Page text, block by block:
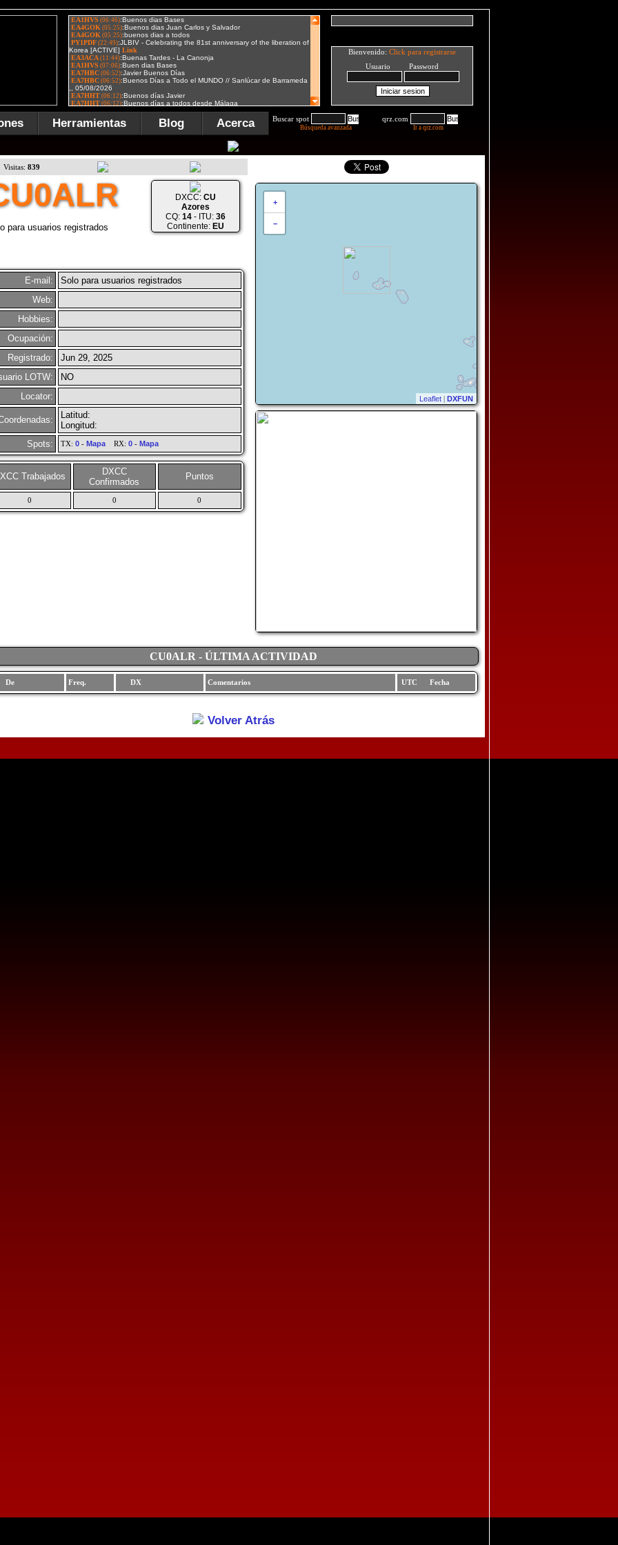
Bienvenido: Click para registrarse
Usuario Password
Herramientas Blog Acerca Buscar spot
Búsqueda avanzada
qrz.com
Ir a qrz.com
Visitas: 839
+
−
Leaflet | DXFUN
para usuarios registrados
DXCC: CU
Azores
CQ: 14- ITU: 36
Continente: EU
E-mail:
Solo para usuarios registrados
Web:
Hobbies:
Ocupación:
Registrado:
Jun 29, 2025
LOTW:
NO
Locator:
Latitud:
Longitud:
Spots:
TX: 0- MapaRX: 0- Mapa
Trabajados
DXCC
Confirmados
Puntos
0 0 0
CU0ALR - ÚLTIMA ACTIVIDAD
Freq. DX Comentarios UTC Fecha
Volver Atrás